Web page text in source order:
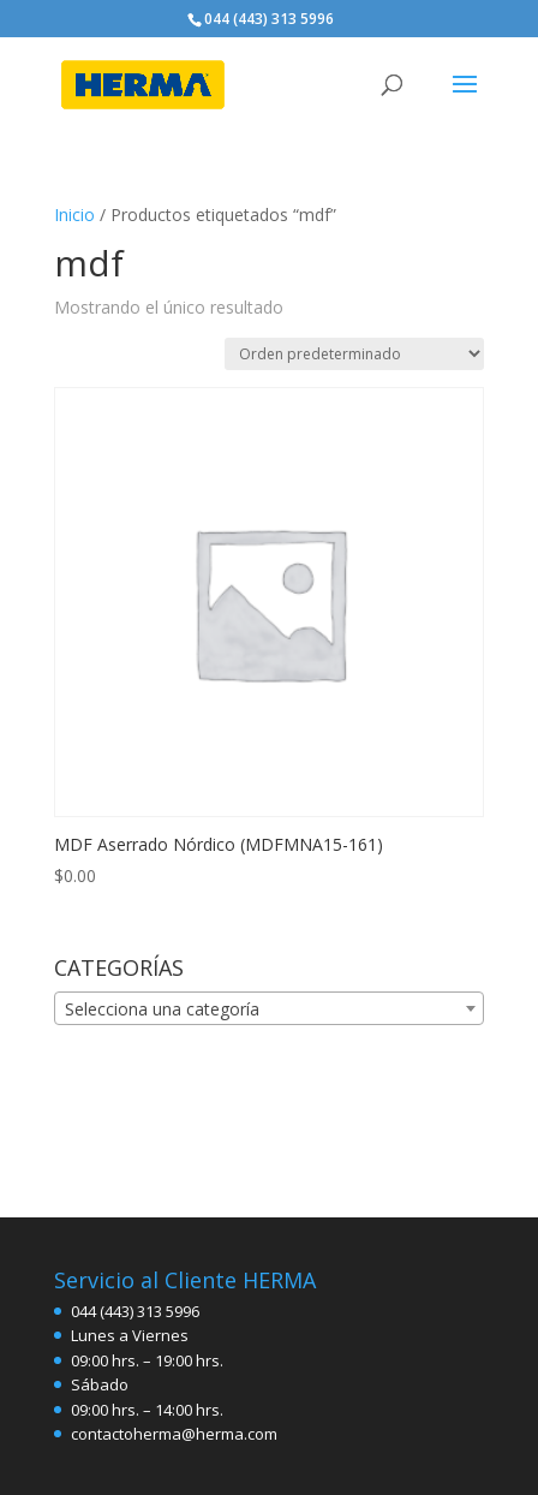
044 (443) 313 5996
Inicio / Productos etiquetados “mdf”
mdf
Mostrando el único resultado
MDF Aserrado Nórdico (MDFMNA15-161)
$0.00
CATEGORÍAS
Selecciona una categoría
Servicio al Cliente HERMA
044 (443) 313 5996
Lunes a Viernes
09:00 hrs. – 19:00 hrs.
Sábado
09:00 hrs. – 14:00 hrs.
contactoherma@herma.com